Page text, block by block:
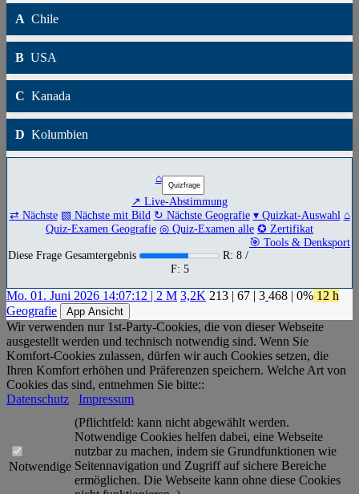
A Chile
B USA
C Kanada
D Kolumbien
⌂
↗ Live-Abstimmung
⇄ Nächste ▧ Nächste mit Bild ↻ Nächste Geografie ▾ Quizkat-Auswahl ⌂
Quiz-Examen Geografie ◎ Quiz-Examen alle ✪ Zertifikat
🎯 Tools & Denksport
Diese Frage Gesamtergebnis
R: 8 /
F: 5
Mo. 01. Juni 2026 14:07:12 | 2 M 3,2K 213 | 67 | 3 468 | 0% 12 h
Geografie
App Ansicht
Wir verwenden nur 1st-Party-Cookies, die von dieser Webseite
ausgestellt werden und technisch notwendig sind. Wenn Sie
Komfort-Cookies zulassen, dürfen wir auch Cookies setzen, die
Ihren Komfort erhöhen und Präferenzen speichern. Welche Art von
Cookies das sind, entnehmen Sie bitte::
Datenschutz
Impressum
Notwendige
(Pflichtfeld: kann nicht abgewählt werden.
Notwendige Cookies helfen dabei, eine Webseite
nutzbar zu machen, indem sie Grundfunktionen wie
Seitennavigation und Zugriff auf sichere Bereiche
ermöglichen. Die Webseite kann ohne diese Cookies